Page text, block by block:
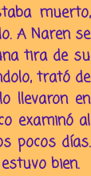
muerto,
A Naren se
tira de su
trató de
llevaron en
examinó al
pocos días.
bien.